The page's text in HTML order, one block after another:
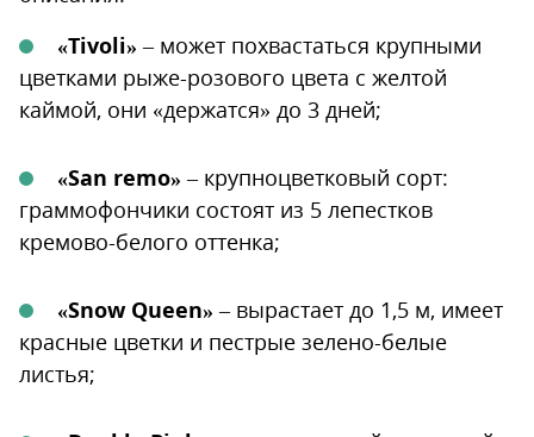
«Tivoli» – может похвастаться крупными
цветками рыже-розового цвета с желтой
каймой, они «держатся» до 3 дней;
«San remo» – крупноцветковый сорт:
граммофончики состоят из 5 лепестков
кремово-белого оттенка;
«Snow Queen» – вырастает до 1,5 м, имеет
красные цветки и пестрые зелено-белые
листья;